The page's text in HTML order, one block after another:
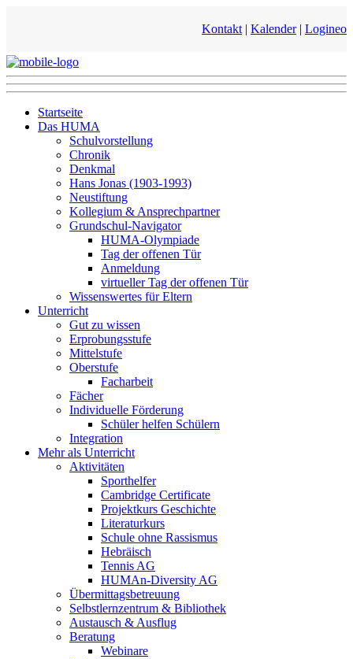
Kontakt | Kalender| Logineo
Startseite
Das HUMA
Schulvorstellung
Chronik
Denkmal
Hans Jonas (1903-1993)
Neustiftung
Kollegium & Ansprechpartner
Grundschul-Navigator
HUMA-Olympiade
Tag der offenen Tür
Anmeldung
virtueller Tag der offenen Tür
Wissenswertes für Eltern
Unterricht
Gut zu wissen
Erprobungsstufe
Mittelstufe
Oberstufe
Facharbeit
Fächer
Individuelle Förderung
Schüler helfen Schülern
Integration
Mehr als Unterricht
Aktivitäten
Sporthelfer
Cambridge Certificate
Projektkurs Geschichte
Literaturkurs
Schule ohne Rassismus
Hebräisch
Tennis AG
HUMAn-Diversity AG
Übermittagsbetreuung
Selbstlernzentrum & Bibliothek
Austausch & Ausflug
Beratung
Webinare